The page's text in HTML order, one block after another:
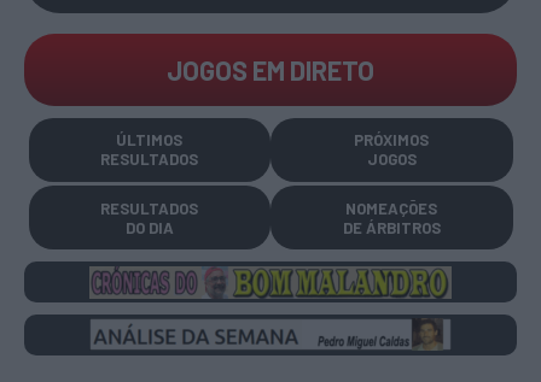
JOGOS EM DIRETO
ÚLTIMOS
RESULTADOS
PRÓXIMOS
JOGOS
RESULTADOS
DO DIA
NOMEAÇÕES
DE ÁRBITROS